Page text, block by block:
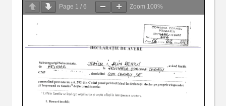
Page 1 / 6 Zoom 100%